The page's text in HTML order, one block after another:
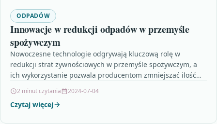
ODPADÓW
Innowacje w redukcji odpadów w przemyśle
spożywczym
Nowoczesne technologie odgrywają kluczową rolę w
redukcji strat żywnościowych w przemyśle spożywczym, a
ich wykorzystanie pozwala producentom zmniejszać ilość
monitorowania…
2 minut czytania 2024-07-04
Czytaj więcej